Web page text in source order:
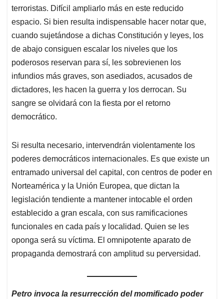
terroristas. Difícil ampliarlo más en este reducido
espacio. Si bien resulta indispensable hacer notar que,
cuando sujetándose a dichas Constitución y leyes, los
de abajo consiguen escalar los niveles que los
poderosos reservan para sí, les sobrevienen los
infundios más graves, son asediados, acusados de
dictadores, les hacen la guerra y los derrocan. Su
sangre se olvidará con la fiesta por el retorno
democrático.
Si resulta necesario, intervendrán violentamente los
poderes democráticos internacionales. Es que existe un
entramado universal del capital, con centros de poder en
Norteamérica y la Unión Europea, que dictan la
legislación tendiente a mantener intocable el orden
establecido a gran escala, con sus ramificaciones
funcionales en cada país y localidad. Quien se les
oponga será su víctima. El omnipotente aparato de
propaganda demostrará con amplitud su perversidad.
Petro invoca la resurrección del momificado poder